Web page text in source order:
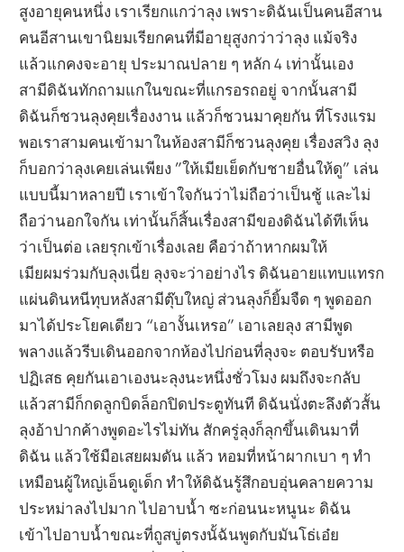
สูงอายุคนหนึ่ง เราเรียกแกว่าลุง เพราะดิฉันเป็นคนอีสาน
คนอีสานเขานิยมเรียกคนที่มีอายุสูงกว่าว่าลุง แม้จริง
แล้วแกคงจะอายุ ประมาณปลาย ๆ หลัก 4 เท่านั้นเอง
สามีดิฉันทักถามแกในขณะที่แกรอรถอยู่ จากนั้นสามี
ดิฉันก็ชวนลุงคุยเรื่องงาน แล้วก็ชวนมาคุยกัน ที่โรงแรม
พอเราสามคนเข้ามาในห้องสามีก็ชวนลุงคุย เรื่องสวิง ลุง
ก็บอกว่าลุงเคยเล่นเพียง ”ให้เมียเย็ดกับชายอื่นให้ดู” เล่น
แบบนี้มาหลายปี เราเข้าใจกันว่าไม่ถือว่าเป็นชู้ และไม่
ถือว่านอกใจกัน เท่านั้นก็สิ้นเรื่องสามีของดิฉันได้ทีเห็น
ว่าเป็นต่อ เลยรุกเข้าเรื่องเลย คือว่าถ้าหากผมให้
เมียผมร่วมกับลุงเนี่ย ลุงจะว่าอย่างไร ดิฉันอายแทบแทรก
แผ่นดินหนีทุบหลังสามีตุ๊บใหญ่ ส่วนลุงก็ยิ้มจืด ๆ พูดออก
มาได้ประโยคเดียว “เอางั้นเหรอ” เอาเลยลุง สามีพูด
พลางแล้วรีบเดินออกจากห้องไปก่อนที่ลุงจะ ตอบรับหรือ
ปฏิเสธ คุยกันเอาเองนะลุงนะหนึ่งชั่วโมง ผมถึงจะกลับ
แล้วสามีก็กดลูกบิดล็อกปิดประตูทันที ดิฉันนั่งตะลึงตัวสั้น
ลุงอ้าปากค้างพูดอะไรไม่ทัน สักครู่ลุงก็ลุกขึ้นเดินมาที่
ดิฉัน แล้วใช้มือเสยผมดัน แล้ว หอมที่หน้าผากเบา ๆ ทำ
เหมือนผู้ใหญ่เอ็นดูเด็ก ทำให้ดิฉันรู้สึกอบอุ่นคลายความ
ประหม่าลงไปมาก ไปอาบน้ำ ซะก่อนนะหนูนะ ดิฉัน
เข้าไปอาบน้ำขณะที่ถูสบู่ตรงนั้ฉันพูดกับมันโธ่เอ๋ย